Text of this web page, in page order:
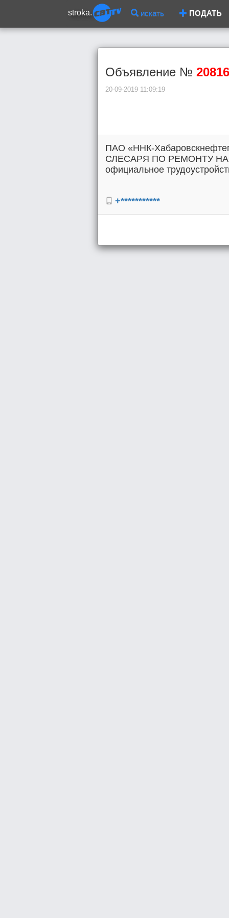
stroka. искать ПОДАТЬ
Объявление № 20816
20-09-2019 11:09:19
ПАО «ННК-
СЛЕСАРЯ ПО РЕМОНТУ
официальное
+***********